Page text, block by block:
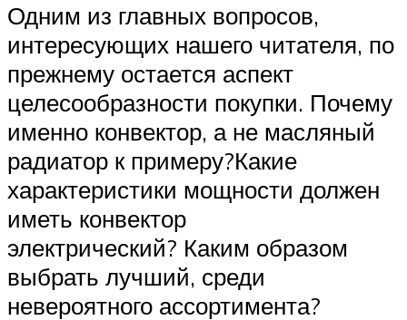
Одним из главных вопросов,
интересующих нашего читателя, по
прежнему остается аспект
целесообразности покупки. Почему
именно конвектор, а не масляный
радиатор к примеру?Какие
характеристики мощности должен
иметь конвектор
электрический? Каким образом
выбрать лучший, среди
невероятного ассортимента?